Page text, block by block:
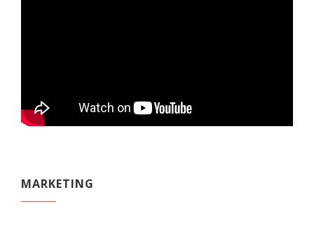
MARKETING